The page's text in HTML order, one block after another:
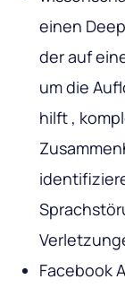
einen
der auf
um die
hilft ,
Facebook